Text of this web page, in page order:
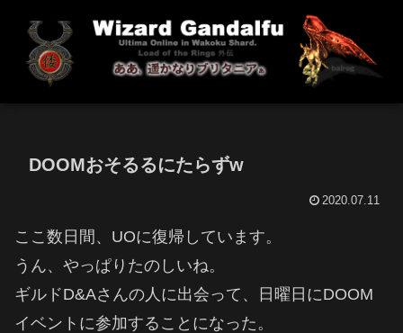
DOOMおそるるにたらずw
2020.07.11
ここ数日間、UOに復帰しています。
うん、やっぱりたのしいね。
ギルドD&Aさんの人に出会って、日曜日にDOOM
イベントに参加することになった。